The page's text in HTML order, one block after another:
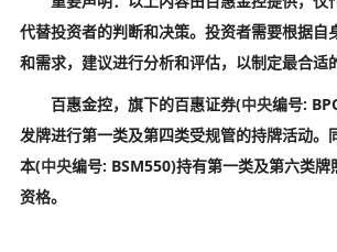
代替投资者的判断和决策。投资者需要根据自
和需求，建议进行分析和评估，以制定最合适
百惠金控，旗下的百惠证券(中央编号:
发牌进行第一类及第四类受规管的持牌活动。
本(中央编号: BSM550)持有第一类及第六类牌
资格。